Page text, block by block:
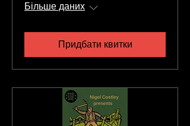
Більше даних
Придбати квитки